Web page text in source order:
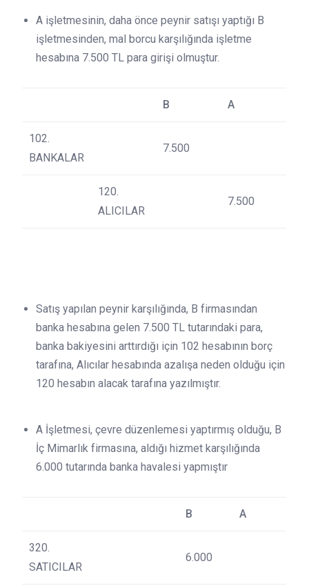
A işletmesinin, daha önce peynir satışı yaptığı B
işletmesinden, mal borcu karşılığında işletme
hesabına 7.500 TL para girişi olmuştur.
B A
102.
BANKALAR
7.500
120.
ALICILAR
7.500
Satış yapılan peynir karşılığında, B firmasından
banka hesabına gelen 7.500 TL tutarındaki para,
banka bakiyesini arttırdığı için 102 hesabının borç
tarafına, Alıcılar hesabında azalışa neden olduğu için
120 hesabın alacak tarafına yazılmıştır.
A İşletmesi, çevre düzenlemesi yaptırmış olduğu, B
İç Mimarlık firmasına, aldığı hizmet karşılığında
6.000 tutarında banka havalesi yapmıştır
B A
320.
SATICILAR
6.000